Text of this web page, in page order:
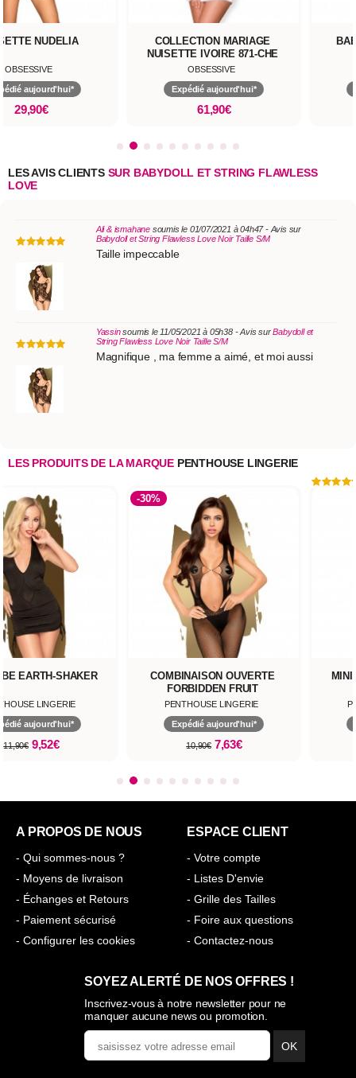
NUDELIA
OBSESSIVE
aujourd'hui*
29,90€
COLLECTION MARIAGE
NUISETTE IVOIRE 871-CHE
OBSESSIVE
Expédié aujourd'hui*
61,90€
LES AVIS CLIENTSSUR BABYDOLL ET STRING FLAWLESS
LOVE
Ali & ismahanesoumis le 01/07/2021 à 04h47 - Avis sur
Babydoll et String Flawless Love Noir Taille S/M
Taille impeccable
Yassinsoumis le 11/05/2021 à 05h38 - Avis surBabydoll et
String Flawless Love Noir Taille S/M
Magnifique , ma femme a aimé, et moi aussi
LES PRODUITS DE LA MARQUE PENTHOUSE LINGERIE
EARTH-SHAKER
LINGERIE
aujourd'hui*
11,90€9,52€
-30%
COMBINAISON OUVERTE
FORBIDDEN FRUIT
PENTHOUSE LINGERIE
Expédié aujourd'hui*
10,90€7,63€
A PROPOS DE NOUS
- Qui sommes-nous ?
- Moyens de livraison
- Échanges et Retours
- Paiement sécurisé
- Configurer les cookies
ESPACE CLIENT
- Votre compte
- Listes D'envie
- Grille des Tailles
- Foire aux questions
- Contactez-nous
SOYEZ ALERTÉ DE NOS OFFRES !
Inscrivez-vous à notre newsletter pour ne
manquer aucune news ou promotion.
OK